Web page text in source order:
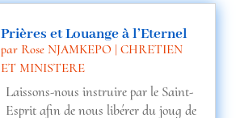
n
Prières et Louange à l’Eternel
par Rose NJAMKEPO | CHRETIEN
ET MINISTERE
Laissons-nous instruire par le Saint-
Esprit afin de nous libérer du joug de